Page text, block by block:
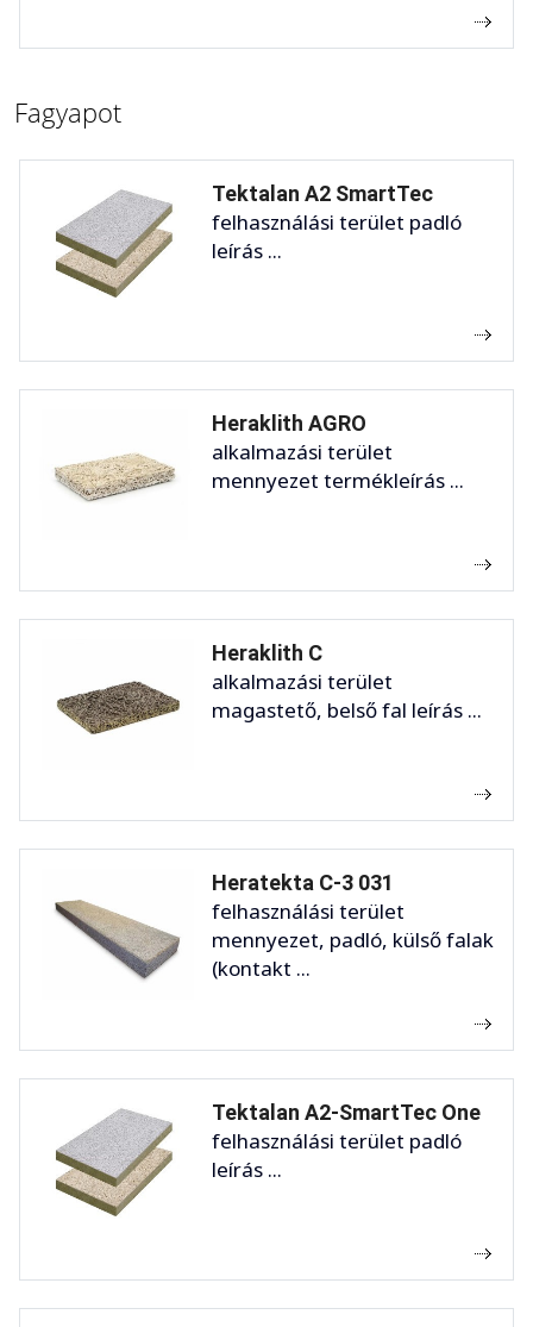
Fagyapot
Tektalan A2 SmartTec
felhasználási terület padló
leírás ...
Heraklith AGRO
alkalmazási terület
mennyezet termékleírás ...
Heraklith C
alkalmazási terület
magastető, belső fal leírás ...
Heratekta C-3 031
felhasználási terület
mennyezet, padló, külső falak
(kontakt ...
Tektalan A2-SmartTec One
felhasználási terület padló
leírás ...